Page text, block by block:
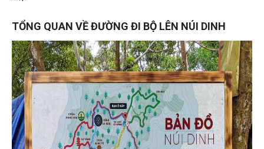
TỔNG QUAN VỀ ĐƯỜNG ĐI BỘ LÊN NÚI DINH